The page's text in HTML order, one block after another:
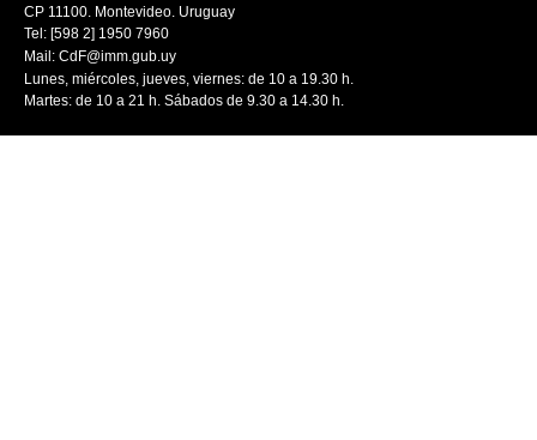
CP 11100. Montevideo. Uruguay
Tel: [598 2] 1950 7960
Mail: CdF@imm.gub.uy
Lunes, miércoles, jueves, viernes: de 10 a 19.30 h.
Martes: de 10 a 21 h. Sábados de 9.30 a 14.30 h.